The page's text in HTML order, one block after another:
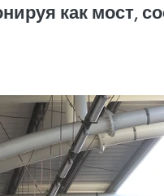
как мост,